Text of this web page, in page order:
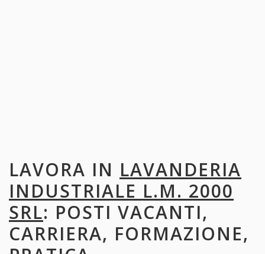
LAVORA IN LAVANDERIA
INDUSTRIALE L.M. 2000
SRL: POSTI VACANTI,
CARRIERA, FORMAZIONE,